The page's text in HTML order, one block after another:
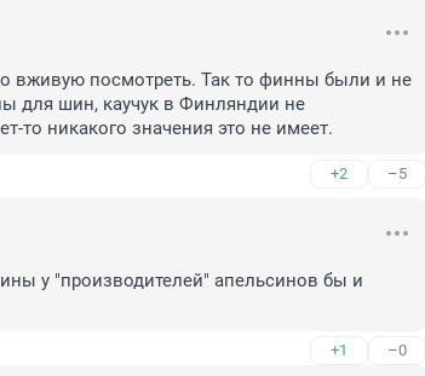
вживую посмотреть. Так то финны были и не
для шин, каучук в Финляндии не
то никакого значения это не имеет.
+2 –5
у "производителей" апельсинов бы и
+1 –0